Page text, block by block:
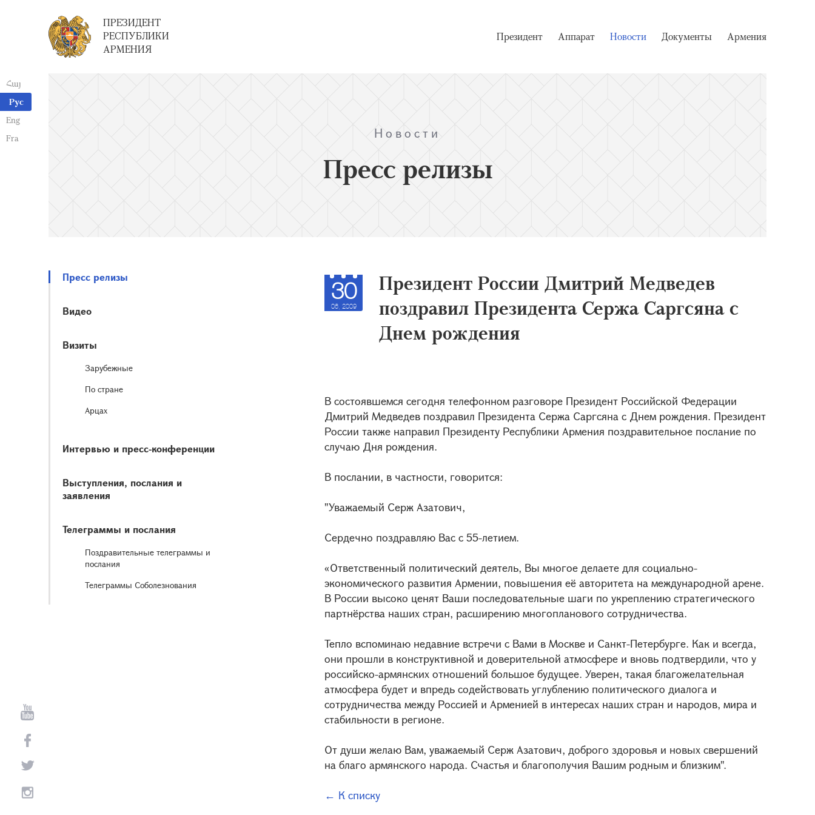
Հայ
Рус
Eng
Fra
ПРЕЗИДЕНТ
РЕСПУБЛИКИ
АРМЕНИЯ
Президент Аппарат Новости Документы Армения
Новости
Пресс релизы
Пресс релизы
Видео
Визиты
Зарубежные
По стране
Арцах
Интервью и пресс-конференции
Выступления, послания и
заявления
Телеграммы и послания
Поздравительные телеграммы и
послания
Телеграммы Соболезнования
30
06, 2009
Президент России Дмитрий Медведев
поздравил Президента Сержа Саргсяна с
Днем рождения
В состоявшемся сегодня телефонном разговоре Президент Российской Федерации
Дмитрий Медведев поздравил Президента Сержа Саргсяна с Днем рождения. Президент
России также направил Президенту Республики Армения поздравительное послание по
случаю Дня рождения.
В послании, в частности, говорится:
"Уважаемый Серж Азатович,
Сердечно поздравляю Вас с 55-летием.
«Ответственный политический деятель, Вы многое делаете для социально-
экономического развития Армении, повышения её авторитета на международной арене.
В России высоко ценят Ваши последовательные шаги по укреплению стратегического
партнёрства наших стран, расширению многопланового сотрудничества.
Тепло вспоминаю недавние встречи с Вами в Москве и Санкт-Петербурге. Как и всегда,
они прошли в конструктивной и доверительной атмосфере и вновь подтвердили, что у
российско-армянских отношений большое будущее. Уверен, такая благожелательная
атмосфера будет и впредь содействовать углублению политического диалога и
сотрудничества между Россией и Арменией в интересах наших стран и народов, мира и
стабильности в регионе.
От души желаю Вам, уважаемый Серж Азатович, доброго здоровья и новых свершений
на благо армянского народа. Счастья и благополучия Вашим родным и близким".
← К списку